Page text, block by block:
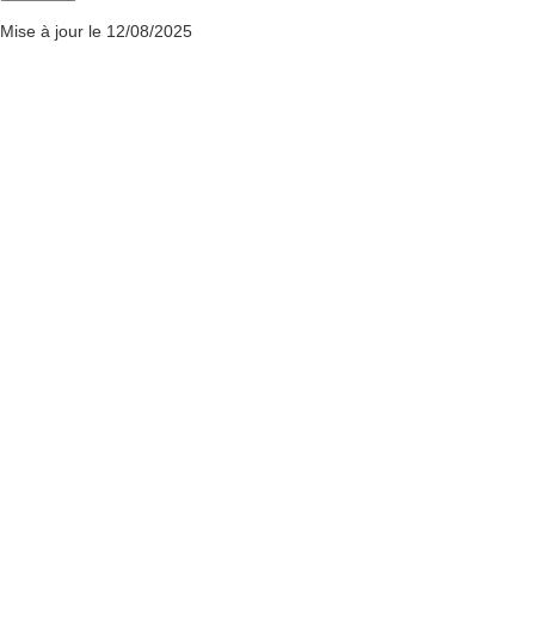
Mise à jour le 12/08/2025